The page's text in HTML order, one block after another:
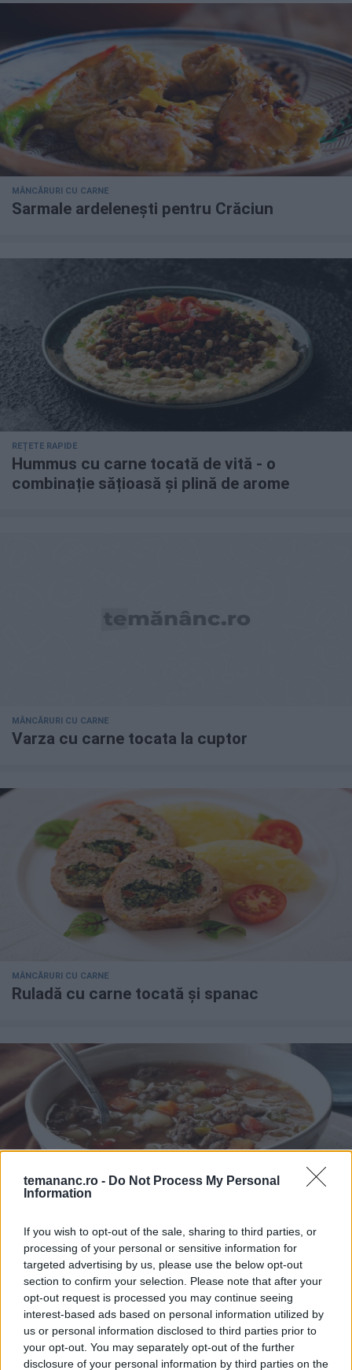
temananc.ro - Do Not Process My Personal
Information
If you wish to opt-out of the sale, sharing to third parties, or
processing of your personal or sensitive information for
targeted advertising by us, please use the below opt-out
section to confirm your selection. Please note that after your
opt-out request is processed you may continue seeing
interest-based ads based on personal information utilized by
us or personal information disclosed to third parties prior to
your opt-out. You may separately opt-out of the further
disclosure of your personal information by third parties on the
MÂNCĂRURI CU CARNE
Sarmale ardelenești pentru Crăciun
REȚETE RAPIDE
Hummus cu carne tocată de vită - o
combinație sățioasă și plină de arome
MÂNCĂRURI CU CARNE
Varza cu carne tocata la cuptor
MÂNCĂRURI CU CARNE
Ruladă cu carne tocată și spanac
SUPE ȘI CIORBE
Supă cu linte și carne tocată